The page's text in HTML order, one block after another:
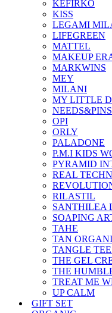
KEFIRKO
KISS
LEGAMI
LIFEGREEN
MATTEL
MAKEUP
MARKWINS
MEY
MILANI
MY LITTLE
NEEDS&PINS
OPI
ORLY
PALADONE
P.M.I KIDS
PYRAMID
REAL
RILASTIL
SANTHILEA
SOAPING
TAHE
TAN
TANGLE
THE GEL
THE
TREAT ME
UP CALM
GIFT SET